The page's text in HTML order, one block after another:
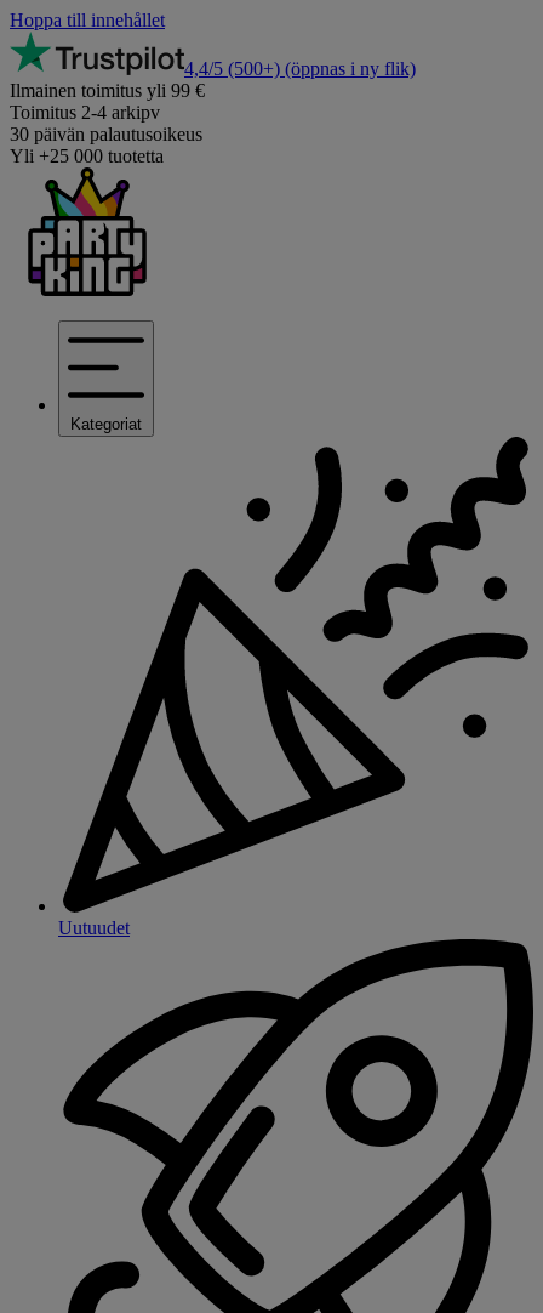
Hoppa till innehållet
4,4/5 (500+) (öppnas i ny flik)
Ilmainen toimitus yli 99 €
Toimitus 2-4 arkipv
30 päivän palautusoikeus
Yli +25 000 tuotetta
Kategoriat
Uutuudet